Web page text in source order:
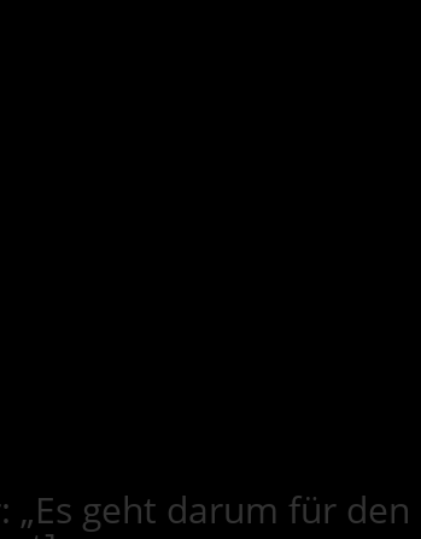
„Es geht darum für